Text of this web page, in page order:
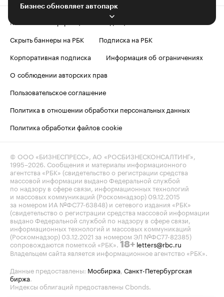
Бизнес обновляет автопарк
Контактная информация
Редакция
Скрыть баннеры на РБК
Подписка на РБК
Корпоративная подписка
Информация об ограничениях
О соблюдении авторских прав
Пользовательское соглашение
Политика в отношении обработки персональных данных
Политика обработки файлов cookie
© ООО «БИЗНЕСПРЕСС», АО «РОСБИЗНЕСКОНСАЛТИНГ»,
1995–2026 . Сообщения и материалы информационного
агентства «РБК» (свидетельство о регистрации средства
массовой информации выдано Федеральной службой
по надзору в сфере связи, информационных технологий
и массовых коммуникаций (Роскомнадзор) 09.12.2015
за номером ИА №ФС77-63848) и сетевого издания «РБК»
(свидетельство о регистрации средства массовой информации
выдано Федеральной службой по надзору в сфере связи,
информационных технологий и массовых коммуникаций
(Роскомнадзор) 03.12.2021 за номером ЭЛ №ФС77-82385)
сопровождаются пометкой «РБК». 18+ letters@rbc.ru
Владельцем сайта является информационное агентство «РБК».
Данные предоставлены: Мосбиржа Санкт-Петербургская
биржа
Индексы облигаций предоставлены Cbonds.